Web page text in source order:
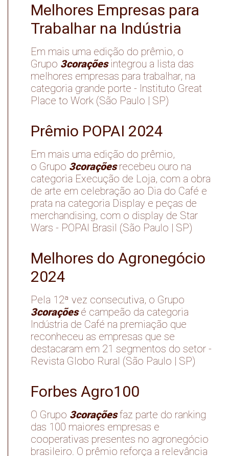
Melhores Empresas para
Trabalhar na Indústria
Em mais uma edição do prêmio, o
Grupo 3coraçõesintegrou a lista das
melhores empresas para trabalhar, na
categoria grande porte - Instituto Great
Place to Work (São Paulo | SP)
Prêmio POPAI 2024
Em mais uma edição do prêmio,
o Grupo 3coraçõesrecebeu ouro na
categoria Execução de Loja, com a obra
de arte em celebração ao Dia do Café e
prata na categoria Display e peças de
merchandising, com o display de Star
Wars - POPAI Brasil (São Paulo | SP)
Melhores do Agronegócio
2024
Pela 12ª vez consecutiva, o Grupo
3coraçõesé campeão da categoria
Indústria de Café na premiação que
reconheceu as empresas que se
destacaram em 21 segmentos do setor -
Revista Globo Rural (São Paulo | SP)
Forbes Agro100
O Grupo 3coraçõesfaz parte do ranking
das 100 maiores empresas e
cooperativas presentes no agronegócio
brasileiro. O prêmio reforça a relevância